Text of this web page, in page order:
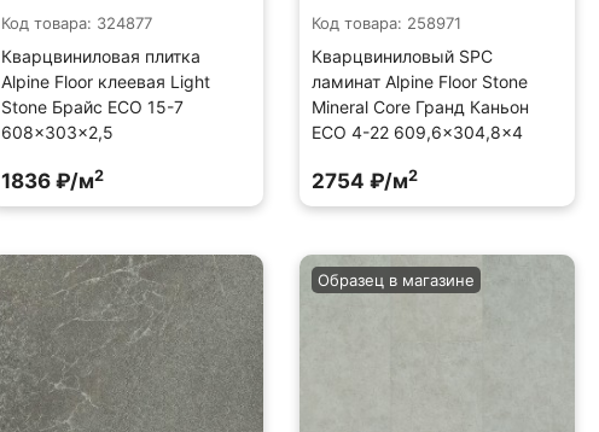
Код товара: 324877
Кварцвиниловая плитка
Alpine Floor клеевая Light
Stone Брайс ECO 15-7
608×303×2,5
1836 ₽/м2
Код товара: 258971
Кварцвиниловый SPC
ламинат Alpine Floor Stone
Mineral Core Гранд Каньон
ECO 4-22 609,6×304,8×4
2754 ₽/м2
Образец в магазине